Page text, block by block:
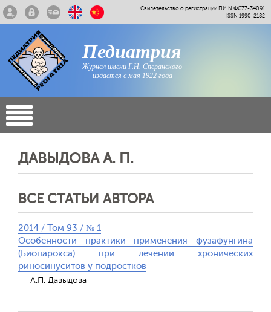
Свидетельство о регистрации ПИ N ФС77-34091
ISSN 1990-2182
Педиатрия
Журнал имени Г.Н. Сперанского
издается с мая 1922 года
ДАВЫДОВА А. П.
ВСЕ СТАТЬИ АВТОРА
2014 / Том 93 / № 1
Особенности практики применения фузафунгина
(Биопарокса) при лечении хронических
риносинуситов у подростков
А.П. Давыдова